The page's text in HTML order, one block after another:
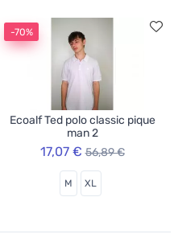
-70%
Ecoalf Ted polo classic pique
man 2
17,07 € 56,89 €
M XL